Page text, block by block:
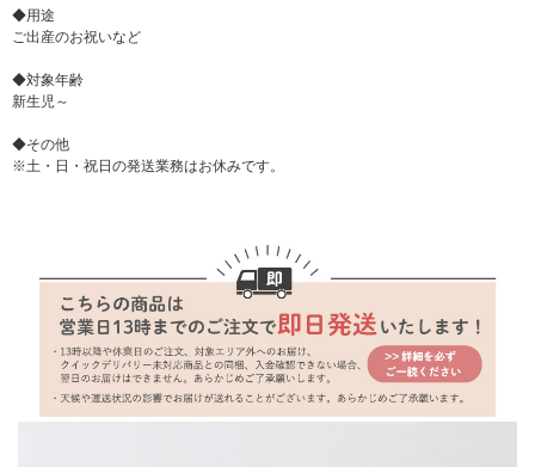
◆用途
ご出産のお祝いなど
◆対象年齢
新生児～
◆その他
※土・日・祝日の発送業務はお休みです。